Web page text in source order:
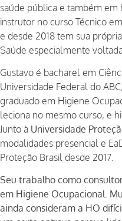
saúde pública e também em
instrutor no curso Técnico
e desde 2018 tem sua
Saúde especialmente
Gustavo é bacharel em
Universidade Federal do
graduado em Higiene
leciona no mesmo curso, e
Junto à Universidade
modalidades presencial e
Proteção Brasil desde 2017.
Seu trabalho como
em Higiene Ocupacional.
ainda consideram a HO